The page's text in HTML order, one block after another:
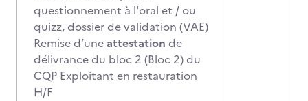
questionnement à l'oral et / ou
quizz, dossier de validation (VAE)
Remise d’une attestation de
délivrance du bloc 2 (Bloc 2) du
CQP Exploitant en restauration
H/F